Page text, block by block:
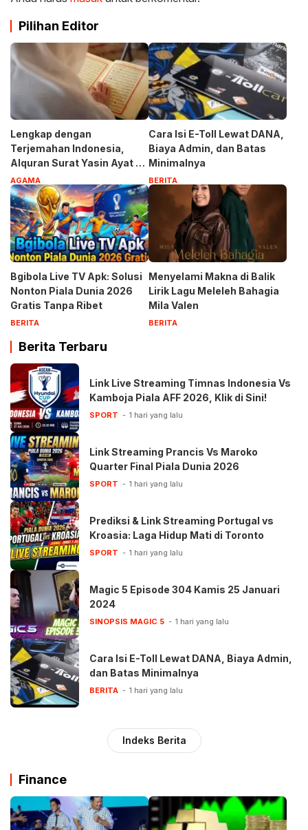
Pilihan Editor
Lengkap dengan
Terjemahan Indonesia,
Alquran Surat Yasin Ayat 1-
83
AGAMA
Cara Isi E-Toll Lewat DANA,
Biaya Admin, dan Batas
Minimalnya
BERITA
Bgibola Live TV Apk: Solusi
Nonton Piala Dunia 2026
Gratis Tanpa Ribet
BERITA
Menyelami Makna di Balik
Lirik Lagu Meleleh Bahagia
Mila Valen
BERITA
Berita Terbaru
Link Live Streaming Timnas Indonesia Vs
Kamboja Piala AFF 2026, Klik di Sini!
SPORT 1 hari yang lalu
Link Streaming Prancis Vs Maroko
Quarter Final Piala Dunia 2026
SPORT 1 hari yang lalu
Prediksi & Link Streaming Portugal vs
Kroasia: Laga Hidup Mati di Toronto
SPORT 1 hari yang lalu
Magic 5 Episode 304 Kamis 25 Januari
2024
SINOPSIS MAGIC 5 1 hari yang lalu
Cara Isi E-Toll Lewat DANA, Biaya Admin,
dan Batas Minimalnya
BERITA 1 hari yang lalu
Indeks Berita
Finance